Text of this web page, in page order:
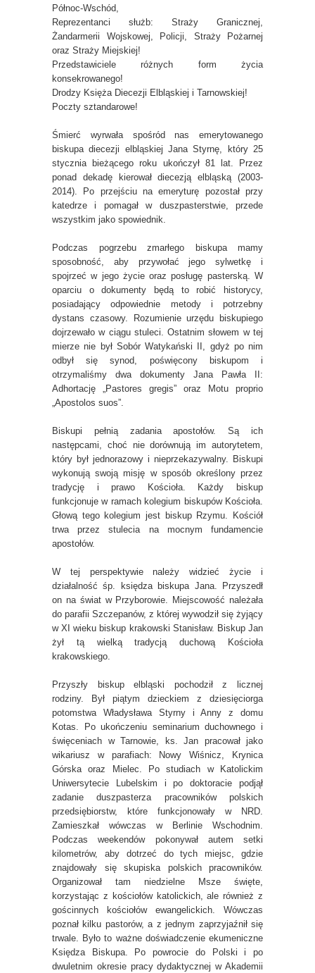
Północ-Wschód,
Reprezentanci służb: Straży Granicznej,
Żandarmerii Wojskowej, Policji, Straży Pożarnej
oraz Straży Miejskiej!
Przedstawiciele różnych form życia
konsekrowanego!
Drodzy Księża Diecezji Elbląskiej i Tarnowskiej!
Poczty sztandarowe!
Śmierć wyrwała spośród nas emerytowanego
biskupa diecezji elbląskiej Jana Styrnę, który 25
stycznia bieżącego roku ukończył 81 lat. Przez
ponad dekadę kierował diecezją elbląską (2003-
2014). Po przejściu na emeryturę pozostał przy
katedrze i pomagał w duszpasterstwie, przede
wszystkim jako spowiednik.
Podczas pogrzebu zmarłego biskupa mamy
sposobność, aby przywołać jego sylwetkę i
spojrzeć w jego życie oraz posługę pasterską. W
oparciu o dokumenty będą to robić historycy,
posiadający odpowiednie metody i potrzebny
dystans czasowy. Rozumienie urzędu biskupiego
dojrzewało w ciągu stuleci. Ostatnim słowem w tej
mierze nie był Sobór Watykański II, gdyż po nim
odbył się synod, poświęcony biskupom i
otrzymaliśmy dwa dokumenty Jana Pawła II:
Adhortację „Pastores gregis” oraz Motu proprio
„Apostolos suos”.
Biskupi pełnią zadania apostołów. Są ich
następcami, choć nie dorównują im autorytetem,
który był jednorazowy i nieprzekazywalny. Biskupi
wykonują swoją misję w sposób określony przez
tradycję i prawo Kościoła. Każdy biskup
funkcjonuje w ramach kolegium biskupów Kościoła.
Głową tego kolegium jest biskup Rzymu. Kościół
trwa przez stulecia na mocnym fundamencie
apostołów.
W tej perspektywie należy widzieć życie i
działalność śp. księdza biskupa Jana. Przyszedł
on na świat w Przyborowie. Miejscowość należała
do parafii Szczepanów, z której wywodził się żyjący
w XI wieku biskup krakowski Stanisław. Biskup Jan
żył tą wielką tradycją duchową Kościoła
krakowskiego.
Przyszły biskup elbląski pochodził z licznej
rodziny. Był piątym dzieckiem z dziesięciorga
potomstwa Władysława Styrny i Anny z domu
Kotas. Po ukończeniu seminarium duchownego i
święceniach w Tarnowie, ks. Jan pracował jako
wikariusz w parafiach: Nowy Wiśnicz, Krynica
Górska oraz Mielec. Po studiach w Katolickim
Uniwersytecie Lubelskim i po doktoracie podjął
zadanie duszpasterza pracowników polskich
przedsiębiorstw, które funkcjonowały w NRD.
Zamieszkał wówczas w Berlinie Wschodnim.
Podczas weekendów pokonywał autem setki
kilometrów, aby dotrzeć do tych miejsc, gdzie
znajdowały się skupiska polskich pracowników.
Organizował tam niedzielne Msze święte,
korzystając z kościołów katolickich, ale również z
gościnnych kościołów ewangelickich. Wówczas
poznał kilku pastorów, a z jednym zaprzyjaźnił się
trwale. Było to ważne doświadczenie ekumeniczne
Księdza Biskupa. Po powrocie do Polski i po
dwuletnim okresie pracy dydaktycznej w Akademii